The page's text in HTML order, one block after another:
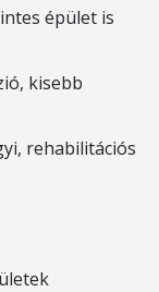
épület is
kisebb
rehabilitációs